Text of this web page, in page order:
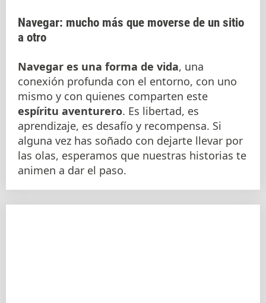
Navegar: mucho más que moverse de un sitio
a otro
Navegar es una forma de vida, una
conexión profunda con el entorno, con uno
mismo y con quienes comparten este
espíritu aventurero. Es libertad, es
aprendizaje, es desafío y recompensa. Si
alguna vez has soñado con dejarte llevar por
las olas, esperamos que nuestras historias te
animen a dar el paso.